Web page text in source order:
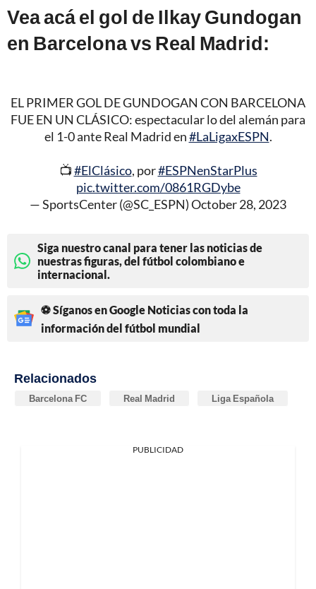
Vea acá el gol de Ilkay Gundogan
en Barcelona vs Real Madrid:
EL PRIMER GOL DE GUNDOGAN CON BARCELONA
FUE EN UN CLÁSICO: espectacular lo del alemán para
el 1-0 ante Real Madrid en#LaLigaxESPN.
📺#ElClásico, por#ESPNenStarPlus
pic.twitter.com/0861RGDybe
— SportsCenter (@SC_ESPN)October 28, 2023
Siga nuestro canal para tener las noticias de
nuestras figuras, del fútbol colombiano e
internacional.
⚽ Síganos en Google Noticias con toda la
información del fútbol mundial
Relacionados
Barcelona FC Real Madrid Liga Española
PUBLICIDAD